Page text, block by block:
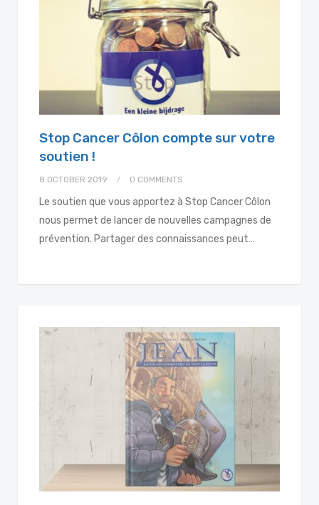
Stop Cancer Côlon compte sur votre
soutien !
8 OCTOBER 2019 0 COMMENTS
Le soutien que vous apportez à Stop Cancer Côlon
nous permet de lancer de nouvelles campagnes de
prévention. Partager des connaissances peut…